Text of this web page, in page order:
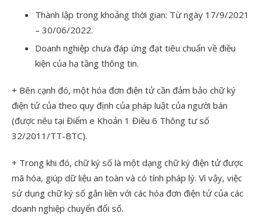
Thành lập trong khoảng thời gian: Từ ngày 17/9/2021
– 30/06/2022.
Doanh nghiệp chưa đáp ứng đạt tiêu chuẩn về điều
kiện của hạ tầng thông tin.
+ Bên cạnh đó, một hóa đơn điện tử cần đảm bảo chữ ký
điện tử của theo quy định của pháp luật của người bán
(được nêu tại Điểm e Khoản 1 Điều 6 Thông tư số
32/2011/TT-BTC).
+ Trong khi đó, chữ ký số là một dạng chữ ký điện tử được
mã hóa, giúp dữ liệu an toàn và có tính pháp lý. Vì vậy, việc
sử dụng chữ ký số gắn liền với các hóa đơn điện tử của các
doanh nghiệp chuyển đổi số.